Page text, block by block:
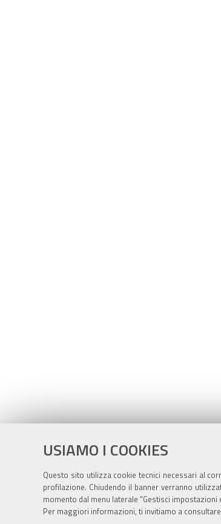
USIAMO I COOKIES
Questo sito utilizza cookie tecnici necessari al
profilazione. Chiudendo il banner verranno
momento dal menu laterale "Gestisci impostazioni
Per maggiori informazioni, ti invitiamo a